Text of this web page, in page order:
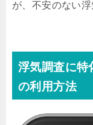
が、不安のない
浮気調査に特
の利用方法